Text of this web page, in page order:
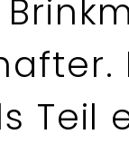
Teil